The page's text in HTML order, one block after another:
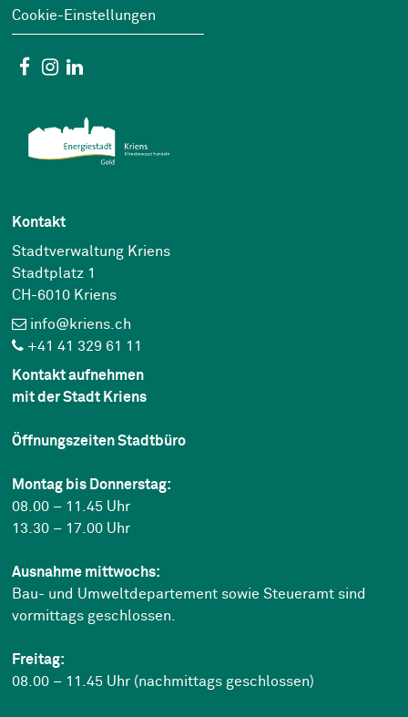
Cookie-Einstellungen
Social Media
Facebook
Instagram
Kontakt
Stadtverwaltung Kriens
Stadtplatz 1
CH-6010 Kriens
info@kriens.ch
+41 41 329 61 11
Kontakt aufnehmen
mit der Stadt Kriens
Öffnungszeiten Stadtbüro
Montag bis Donnerstag:
08.00 – 11.45 Uhr
13.30 – 17.00 Uhr
Ausnahme mittwochs:
Bau- und Umweltdepartement sowie Steueramt sind
vormittags geschlossen.
Freitag:
08.00 – 11.45 Uhr (nachmittags geschlossen)